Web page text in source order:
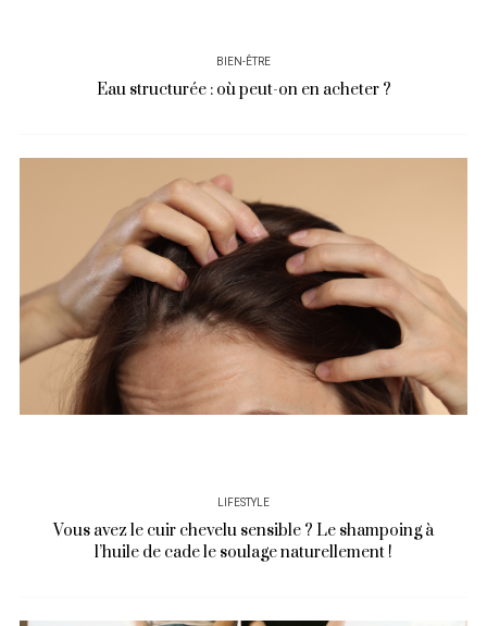
BIEN-ÊTRE
Eau structurée : où peut-on en acheter ?
LIFESTYLE
Vous avez le cuir chevelu sensible ? Le shampoing à
l’huile de cade le soulage naturellement !